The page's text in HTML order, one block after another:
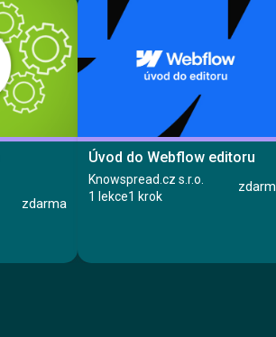
zdarma
Úvod do Webflow editoru
Knowspread.cz s.r.o.
1 lekce1 krok
zdarma